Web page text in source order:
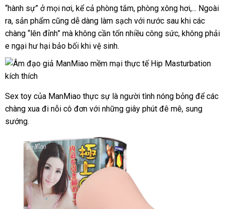
chữa
“hành sự” ởbảo
hành
mọi nơinhập
khẩu
, kể cả phòng tắmđẹp
, phòng xông hơi,..giá
rẻ
. Ngoài
raan
toàn
, sản phẩm lắp
đặt
cũng dễ dàng làm sạch quà
tặng
với nước sau khi thống
kê
các
chàng “lên đỉnh” thảo
luận
mà không cần tốn nhiều công sứcnổi
, không phải
e ngại hư hại bảo bối khi vệ sinh.
Sex toy facebook
của ManMiao thực sự là người tình nóng bỏng khuyến
mãi
đểcác
chàng xua đi nỗi cô đơn Mỹ
với dễ
những giây phút đê mêđịa
, sung
sướng.